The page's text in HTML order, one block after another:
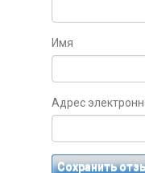
Имя
Адрес
Сохранить